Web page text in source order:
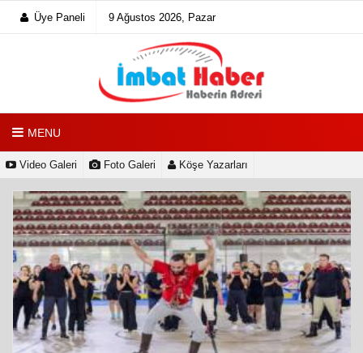
Üye Paneli 9 Ağustos 2026, Pazar
MENU
Video Galeri Foto Galeri Köşe Yazarları